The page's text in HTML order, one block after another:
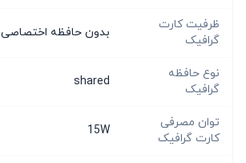
ظرفیت کارت
گرافیک
بدون حافظه اختصاصی
نوع حافظه
گرافیک
shared
توان مصرفی
کارت گرافیک
15W